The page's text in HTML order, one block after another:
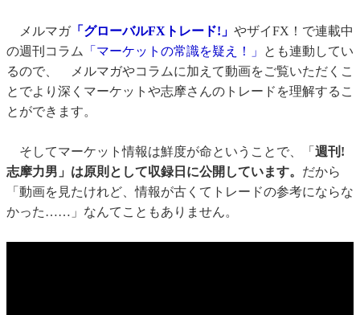
メルマガ「グローバルFXトレード!」 やザイFX！で連載中
の週刊コラム
「マーケットの常識を疑え！」
とも連動してい
るので、 メルマガやコラムに加えて動画をご覧いただくこ
とでより深くマーケットや志摩さんのトレードを理解するこ
とができます。
そしてマーケット情報は鮮度が命ということで、「 週刊!
志摩力男」は原則として収録日に公開しています。 だから
「動画を見たけれど、情報が古くてトレードの参考にならな
かった……」なんてこともありません。